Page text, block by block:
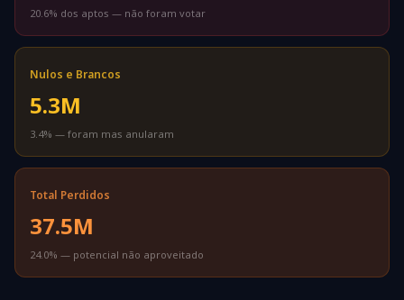
20.6% dos aptos — não foram votar
Nulos e Brancos
5.3M
3.4% — foram mas anularam
Total Perdidos
37.5M
24.0% — potencial não aproveitado